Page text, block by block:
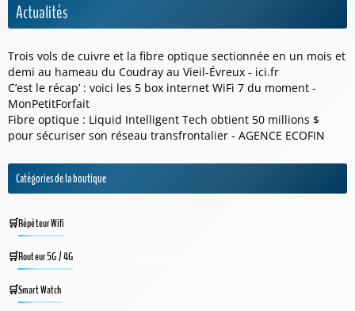
Actualités
Trois vols de cuivre et la fibre optique sectionnée en un mois et
demi au hameau du Coudray au Vieil-Évreux - ici.fr
C’est le récap’ : voici les 5 box internet WiFi 7 du moment -
MonPetitForfait
Fibre optique : Liquid Intelligent Tech obtient 50 millions $
pour sécuriser son réseau transfrontalier - AGENCE ECOFIN
Catégories de la boutique
Répéteur Wifi
Routeur 5G / 4G
Smart Watch